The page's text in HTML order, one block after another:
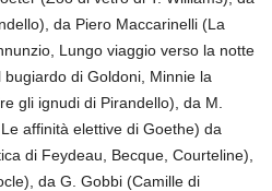
da Piero Maccarinelli (La
Lungo viaggio verso la notte
bugiardo di Goldoni, Minnie la
gli ignudi di Pirandello), da M.
affinità elettive di Goethe) da
di Feydeau, Becque, Courteline),
da G. Gobbi (Camille di